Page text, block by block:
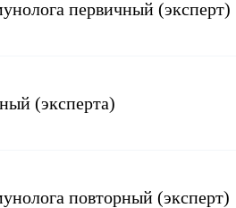
первичный (эксперт)
(эксперта)
повторный (эксперт)